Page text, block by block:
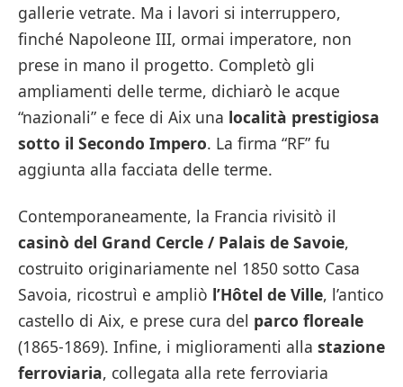
gallerie vetrate. Ma i lavori si interruppero,
finché Napoleone III, ormai imperatore, non
prese in mano il progetto. Completò gli
ampliamenti delle terme, dichiarò le acque
“nazionali” e fece di Aix una località prestigiosa
sotto il Secondo Impero. La firma “RF” fu
aggiunta alla facciata delle terme.
Contemporaneamente, la Francia rivisitò il
casinò del Grand Cercle / Palais de Savoie,
costruito originariamente nel 1850 sotto Casa
Savoia, ricostruì e ampliò l’Hôtel de Ville, l’antico
castello di Aix, e prese cura del parco floreale
(1865-1869). Infine, i miglioramenti alla stazione
ferroviaria, collegata alla rete ferroviaria